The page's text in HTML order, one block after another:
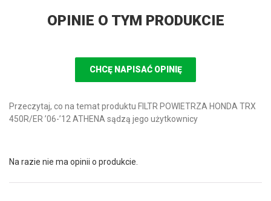
OPINIE O TYM PRODUKCIE
CHCĘ NAPISAĆ OPINIĘ
Przeczytaj, co na temat produktu FILTR POWIETRZA HONDA TRX
450R/ER ’06-’12 ATHENA sądzą jego użytkownicy
Na razie nie ma opinii o produkcie.